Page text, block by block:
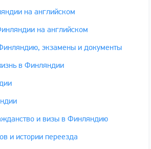
на английском
на английском
экзамены и документы
в Финляндии
и визы в Финляндию
и истории переезда